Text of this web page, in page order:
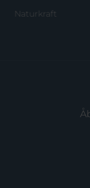
Naturkraft